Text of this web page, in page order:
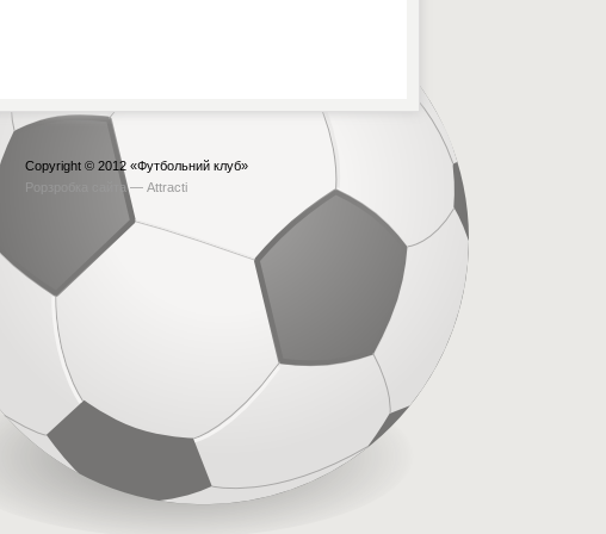
Copyright © 2012 «Футбольний клуб»
Рорзробка сайта — Attracti